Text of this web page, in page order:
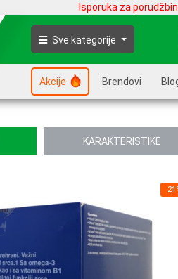
Isporuka za
Sve kategorije
Akcije Brendovi
KARAKTERISTIKE